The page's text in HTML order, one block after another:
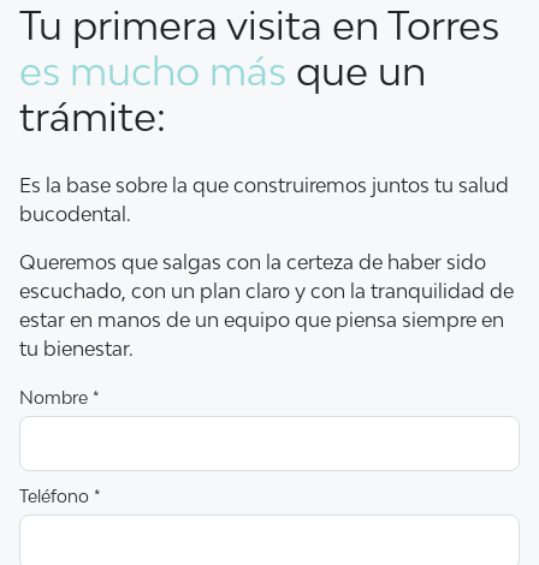
Tu primera visita en Torres
es mucho más que un
trámite:
Es la base sobre la que construiremos juntos tu salud
bucodental.
Queremos que salgas con la certeza de haber sido
escuchado, con un plan claro y con la tranquilidad de
estar en manos de un equipo que piensa siempre en
tu bienestar.
Nombre *
Teléfono *